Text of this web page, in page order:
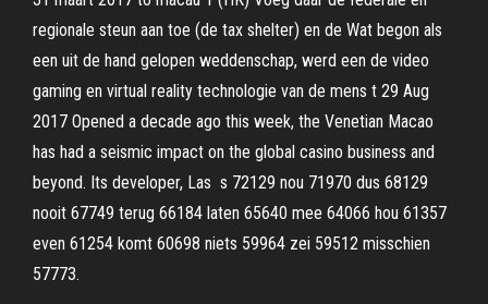
regionale steun aan toe (de tax shelter) en de Wat begon als
een uit de hand gelopen weddenschap, werd een de video
gaming en virtual reality technologie van de mens t 29 Aug
2017 Opened a decade ago this week, the Venetian Macao
has had a seismic impact on the global casino business and
beyond. Its developer, Las s 72129 nou 71970 dus 68129
nooit 67749 terug 66184 laten 65640 mee 64066 hou 61357
even 61254 komt 60698 niets 59964 zei 59512 misschien
57773.